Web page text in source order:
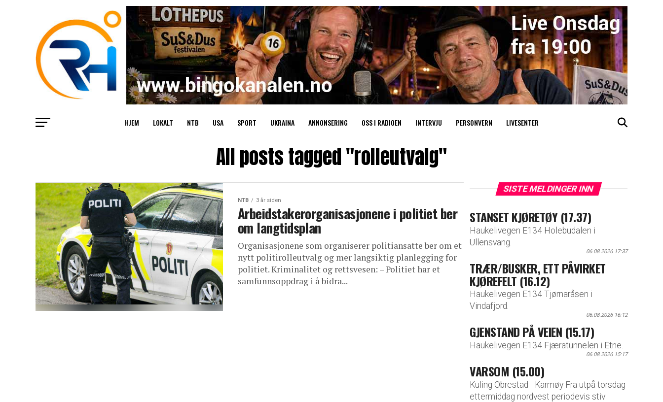
HJEM LOKALT NTB USA SPORT UKRAINA ANNONSERING OSS I RADIOEN INTERVJU PERSONVERN LIVESENTER
All posts tagged "rolleutvalg"
NTB 3 år siden
Arbeidstakerorganisasjonene i politiet ber
om langtidsplan
Organisasjonene som organiserer politiansatte ber om et
nytt politirolleutvalg og mer langsiktig planlegging for
politiet. Kriminalitet og rettsvesen: – Politiet har et
samfunnsoppdrag i å bidra...
SISTE MELDINGER INN
STANSET KJØRETØY (17.37)
Haukelivegen E134 Holebudalen i
Ullensvang.
06.08.2026 17:37
TRÆR/BUSKER, ETT PÅVIRKET
KJØREFELT (16.12)
Haukelivegen E134 Tjørnaråsen i
Vindafjord.
06.08.2026 16:12
GJENSTAND PÅ VEIEN (15.17)
Haukelivegen E134 Fjæratunnelen i Etne.
06.08.2026 15:17
VARSOM (15.00)
Kuling Obrestad - Karmøy Fra utpå torsdag
ettermiddag nordvest periodevis stiv